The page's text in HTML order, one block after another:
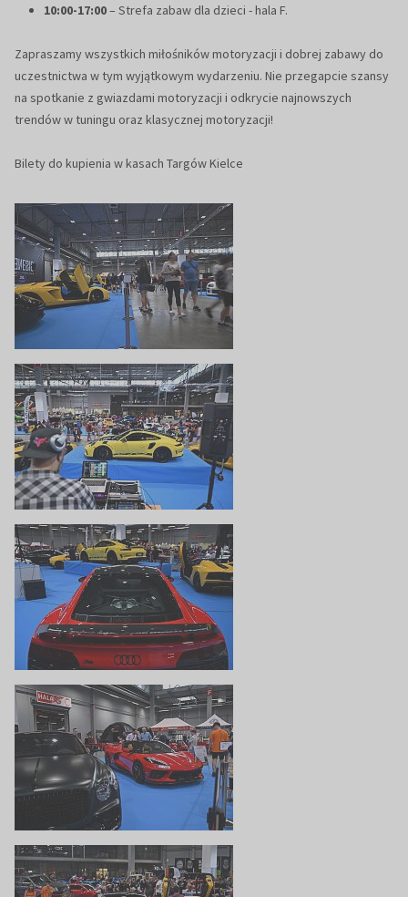
10:00-17:00– Strefa zabaw dla dzieci - hala F.
Zapraszamy wszystkich miłośników motoryzacji i dobrej zabawy do
uczestnictwa w tym wyjątkowym wydarzeniu. Nie przegapcie szansy
na spotkanie z gwiazdami motoryzacji i odkrycie najnowszych
trendów w tuningu oraz klasycznej motoryzacji!
Bilety do kupienia w kasach Targów Kielce